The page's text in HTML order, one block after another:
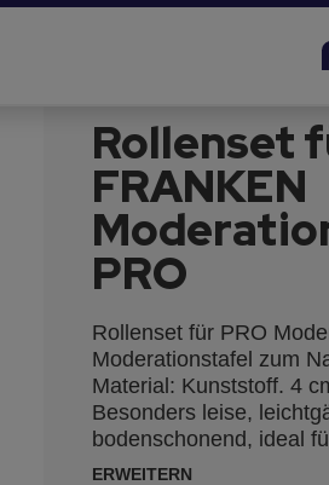
Rollenset
FRANKEN
PRO
Rollenset für PRO
Moderationstafel zum
Material: Kunststoff. 4
Besonders leise,
bodenschonend, ideal
ERWEITERN